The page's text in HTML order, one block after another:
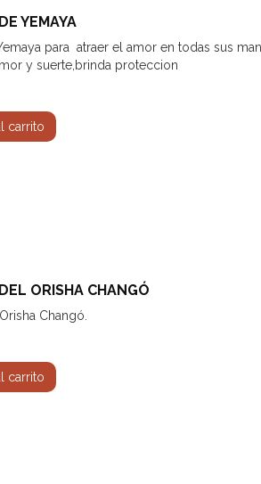
YEMAYA
para atraer el amor en todas sus
y suerte,brinda proteccion
carrito
ORISHA CHANGÓ
Changó.
carrito